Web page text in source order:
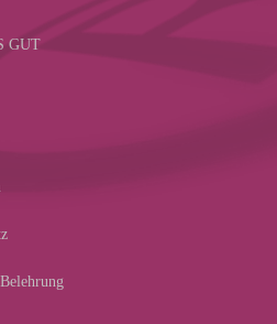
GUT